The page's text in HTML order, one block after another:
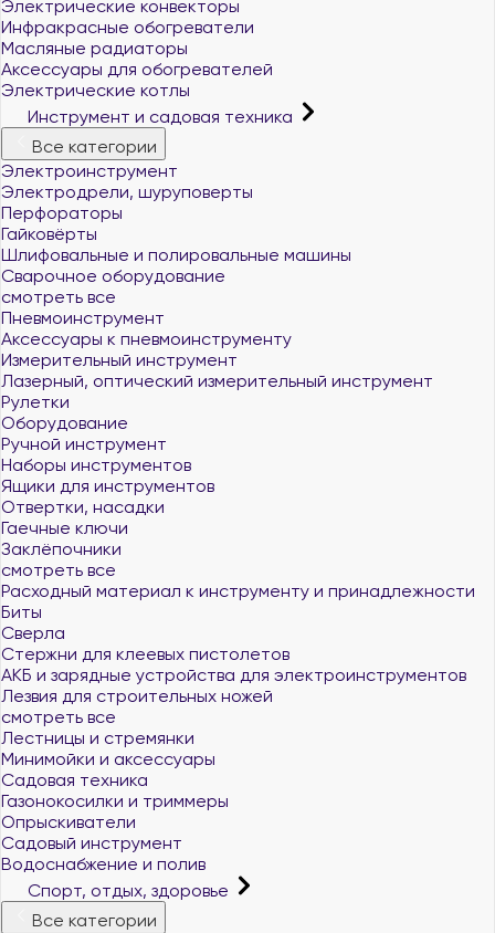
Электрические конвекторы
Инфракрасные обогреватели
Масляные радиаторы
Аксессуары для обогревателей
Электрические котлы
Инструмент и садовая техника
Все категории
Электроинструмент
Электродрели, шуруповерты
Перфораторы
Гайковёрты
Шлифовальные и полировальные машины
Сварочное оборудование
смотреть все
Пневмоинструмент
Аксессуары к пневмоинструменту
Измерительный инструмент
Лазерный, оптический измерительный инструмент
Рулетки
Оборудование
Ручной инструмент
Наборы инструментов
Ящики для инструментов
Отвертки, насадки
Гаечные ключи
Заклёпочники
смотреть все
Расходный материал к инструменту и принадлежности
Биты
Сверла
Стержни для клеевых пистолетов
АКБ и зарядные устройства для электроинструментов
Лезвия для строительных ножей
смотреть все
Лестницы и стремянки
Минимойки и аксессуары
Садовая техника
Газонокосилки и триммеры
Опрыскиватели
Садовый инструмент
Водоснабжение и полив
Спорт, отдых, здоровье
Все категории